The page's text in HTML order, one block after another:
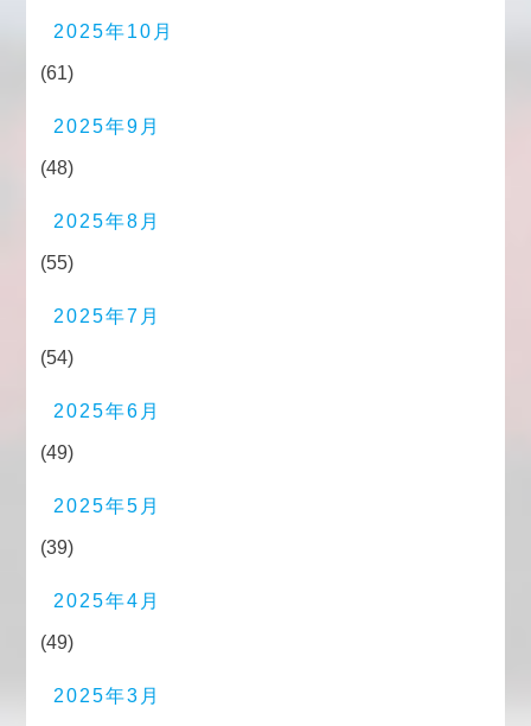
2025年10月
(61)
2025年9月
(48)
2025年8月
(55)
2025年7月
(54)
2025年6月
(49)
2025年5月
(39)
2025年4月
(49)
2025年3月